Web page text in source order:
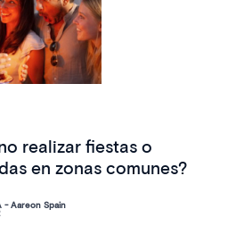
realizar fiestas o
en zonas comunes?
- Aareon Spain